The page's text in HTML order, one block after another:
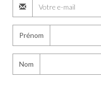
Prénom
Nom